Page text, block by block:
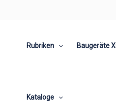
Rubriken Baugeräte XI
Kataloge